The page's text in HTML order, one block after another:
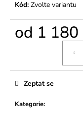
Kód: Zvolte variantu
od 1 180
Kategorie:
Zeptat se